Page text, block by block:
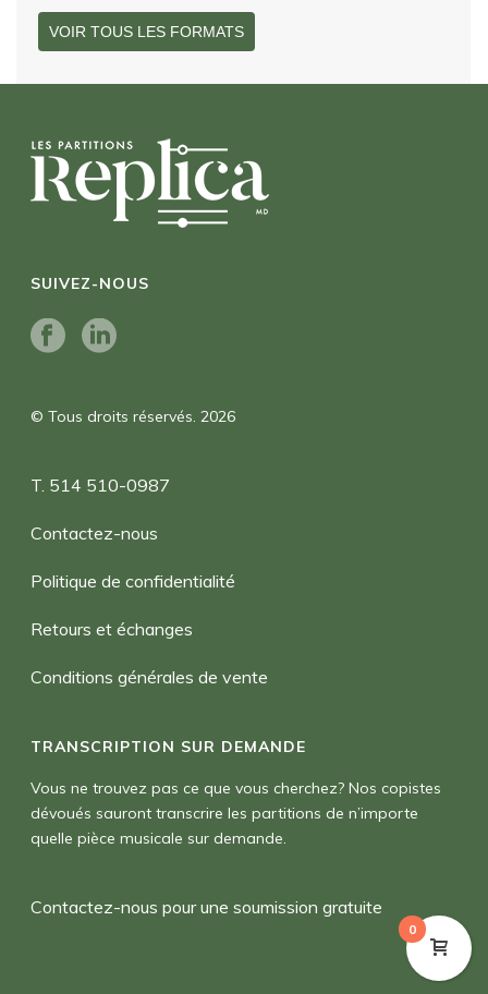
VOIR TOUS LES FORMATS
SUIVEZ-NOUS
© Tous droits réservés. 2026
T. 514 510-0987
Contactez-nous
Politique de confidentialité
Retours et échanges
Conditions générales de vente
TRANSCRIPTION SUR DEMANDE
Vous ne trouvez pas ce que vous cherchez? Nos copistes
dévoués sauront transcrire les partitions de n’importe
quelle pièce musicale sur demande.
Contactez-nous pour une soumission gratuite
0